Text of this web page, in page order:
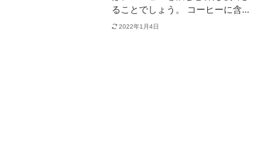
ることでしょう。 コーヒーに含...
2022年1月4日